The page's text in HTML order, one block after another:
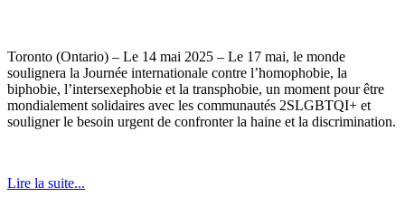
Toronto (Ontario) – Le 14 mai 2025 – Le 17 mai, le monde
soulignera la Journée internationale contre l’homophobie, la
biphobie, l’intersexephobie et la transphobie, un moment pour être
mondialement solidaires avec les communautés 2SLGBTQI+ et
souligner le besoin urgent de confronter la haine et la discrimination.
Lire la suite...